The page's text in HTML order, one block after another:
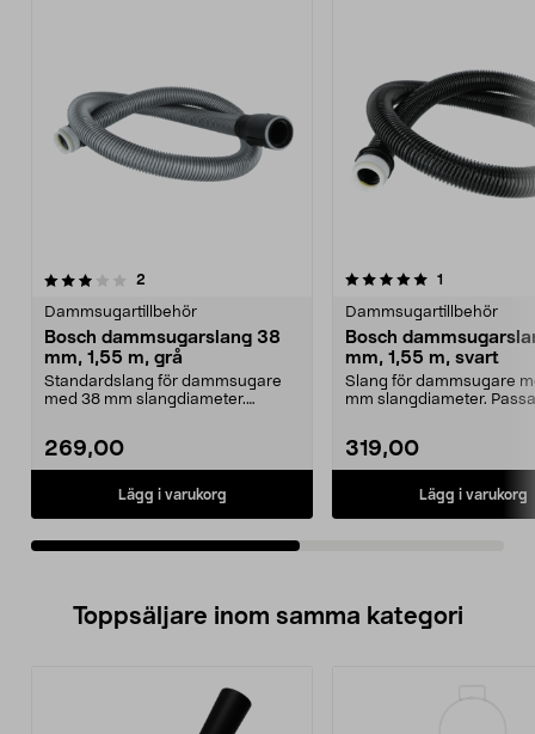
2
Dammsugartillbehör
Bosch dammsugarslang 38
mm, 1,55 m, grå
Standardslang för dammsugare
med 38 mm slangdiameter.
269,00
Lägg i varukorg
5.0av 5 stjärnor 1
Dammsugartillbehör
Bosch
mm, 1,55 m, svart
Slang för dammsugare
mm slangdiameter.
319,00
Lägg i varukorg
5.0av 5 stjärnor
Toppsäljare inom samma kategori